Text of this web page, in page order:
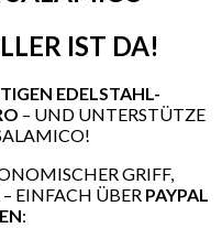
IST DA!
EDELSTAHL-
– UND UNTERSTÜTZE
GRIFF,
EINFACH ÜBER PAYPAL
: